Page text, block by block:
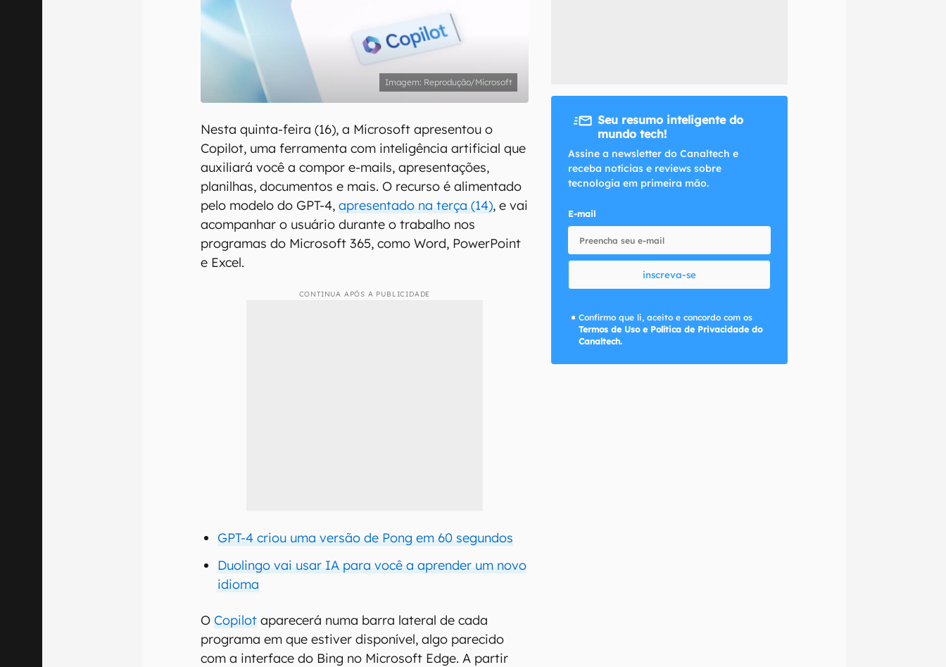
Reprodução/Microsoft
Nesta quinta-feira (16), a Microsoft apresentou o
Copilot, uma ferramenta com inteligência artificial que
auxiliará você a compor e-mails, apresentações,
planilhas, documentos e mais. O recurso é alimentado
pelo modelo do GPT-4,apresentado na terça (14), e vai
acompanhar o usuário durante o trabalho nos
programas do Microsoft 365, como Word, PowerPoint
e Excel.
CONTINUA APÓS A PUBLICIDADE
GPT-4 criou uma versão de Pong em 60 segundos
Duolingo vai usar IA para você a aprender um novo
idioma
OCopilot aparecerá numa barra lateral de cada
programa em que estiver disponível, algo parecido
com a interface do Bing no Microsoft Edge. A partir
Seu resumo inteligente do
mundo tech!
Assine a newsletter do Canaltech e
receba notícias e reviews sobre
tecnologia em primeira mão.
E-mail
inscreva-se
Confirmo que li, aceito e concordo com os
Termos de Uso e Política de Privacidade do
Canaltech.